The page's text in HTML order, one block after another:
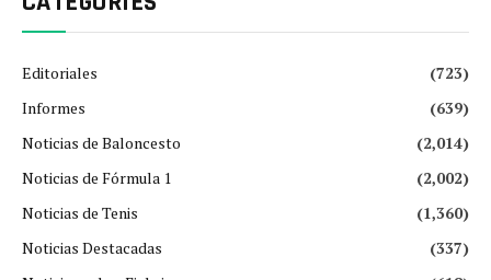
Editoriales
(723)
Informes
(639)
Noticias de Baloncesto
(2,014)
Noticias de Fórmula 1
(2,002)
Noticias de Tenis
(1,360)
Noticias Destacadas
(337)